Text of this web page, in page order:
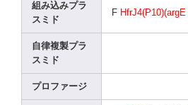
組み込みプラ
スミド
F HfrJ4(P10)(argE
自律複製プラ
スミド
プロファージ